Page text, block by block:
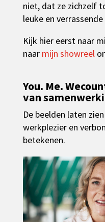
niet, dat ze zichzelf
leuke en
Kijk hier eerst naar
naar mijn showreel
You. Me.
van
De beelden laten
werkplezier en
betekenen.